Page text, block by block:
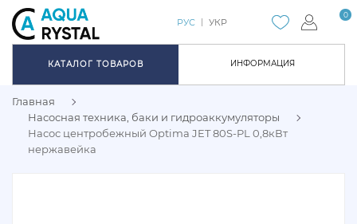
ИНФОРМАЦИЯ
0
РУС УКР
КАТАЛОГ ТОВАРОВ
Главная
Насосная техника, баки и гидроаккумуляторы
Насос центробежный Optima JET 80S-PL 0,8кВт
нержавейка